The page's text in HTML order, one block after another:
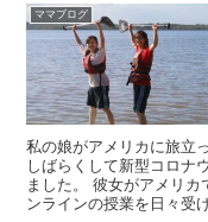
ママブログ
私の娘がアメリカに旅立
しばらくして新型コロナ
ました。 彼女がアメリ
ンラインの授業を日々受